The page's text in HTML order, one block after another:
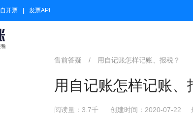
自开票 发票API
售前答疑 / 用自记账怎样记账、报税？
用自记账怎样记账、
阅读量：3.7千 创建时间：2020-07-22